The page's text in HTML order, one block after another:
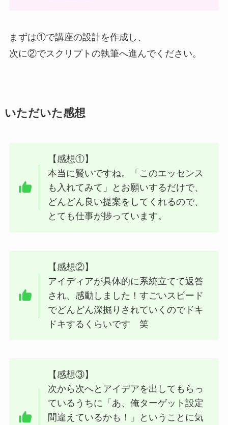
まずは①で講座の設計を作成し、
次に②でスクリプトの執筆へ進んでください。
いただいた感想
【感想①】
本当に賢いですね。「このエッセンス
も入れてみて」とお願いするだけで、
どんどん良い提案をしてくれるので、
とても仕事が捗っています。
【感想②】
アイディアが具体的に系統立てて返答
され、感動しました！すごいスピード
でどんどん深掘りされていくのでドキ
ドキするくらいです 笑
【感想③】
次から次へとアイデアを出してもらっ
ているうちに「あ、俺ターゲット設定
間違えているかも！」ということに気